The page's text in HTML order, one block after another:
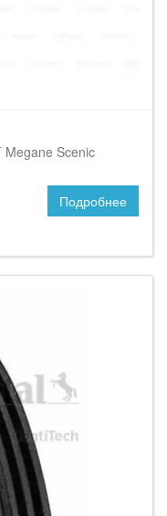
Megane Scenic
Подробнее